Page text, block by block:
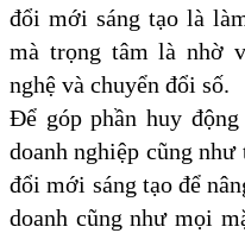
đổi mới sáng tạo là
mà trọng tâm là nhờ
nghệ và chuyển đổi số.
Để góp phần huy
doanh nghiệp cũng
đổi mới sáng tạo để
doanh cũng như mọi